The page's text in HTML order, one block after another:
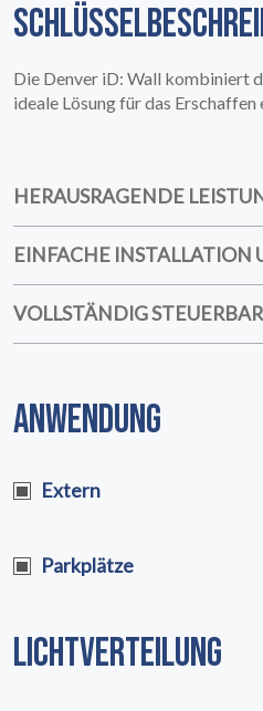
PRODUKTE
EARTHLIGHT
UNSERE
Die Denver iD: Wall kombiniert
ideale Lösung für das
HERAUSRAGENDE
EINFACHE INSTALLATION
VOLLSTÄNDIG STEUERBAR
ANWENDUNG
Extern
Parkplätze
LICHTVERTEILUNG